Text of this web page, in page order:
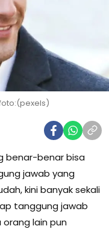
benar-benar bisa
jawab yang
kini banyak sekali
tanggung jawab
lain pun